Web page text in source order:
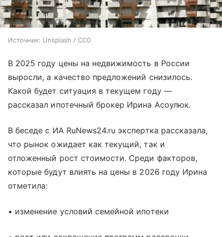
Источник: Unsplash / CC0
В 2025 году цены на недвижимость в России
выросли, а качество предложений снизилось.
Какой будет ситуация в текущем году —
рассказал ипотечный брокер Ирина Асоулюк.
В беседе с ИА RuNews24.ru экспертка рассказала,
что рынок ожидает как текущий, так и
отложенный рост стоимости. Среди факторов,
которые будут влиять на цены в 2026 году Ирина
отметила:
• изменение условий семейной ипотеки